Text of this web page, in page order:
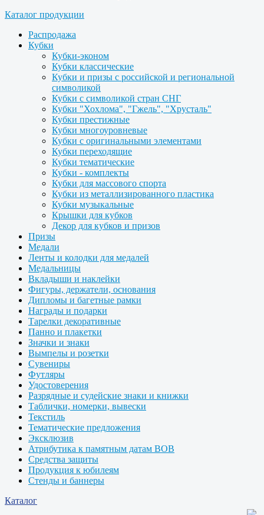
Каталог продукции
Распродажа
Кубки
Кубки-эконом
Кубки классические
Кубки и призы с российской и региональной
символикой
Кубки с символикой стран СНГ
Кубки "Хохлома", "Гжель", "Хрусталь"
Кубки престижные
Кубки многоуровневые
Кубки с оригинальными элементами
Кубки переходящие
Кубки тематические
Кубки - комплекты
Кубки для массового спорта
Кубки из металлизированного пластика
Кубки музыкальные
Крышки для кубков
Декор для кубков и призов
Призы
Медали
Ленты и колодки для медалей
Медальницы
Вкладыши и наклейки
Фигуры, держатели, основания
Дипломы и багетные рамки
Награды и подарки
Тарелки декоративные
Панно и плакетки
Значки и знаки
Вымпелы и розетки
Сувениры
Футляры
Удостоверения
Разрядные и судейские знаки и книжки
Таблички, номерки, вывески
Текстиль
Тематические предложения
Эксклюзив
Атрибутика к памятным датам ВОВ
Средства защиты
Продукция к юбилеям
Стенды и баннеры
Каталог